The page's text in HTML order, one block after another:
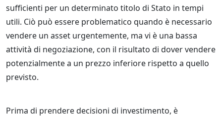
sufficienti per un determinato titolo di Stato in tempi
utili. Ciò può essere problematico quando è necessario
vendere un asset urgentemente, ma vi è una bassa
attività di negoziazione, con il risultato di dover vendere
potenzialmente a un prezzo inferiore rispetto a quello
previsto.
Prima di prendere decisioni di investimento, è